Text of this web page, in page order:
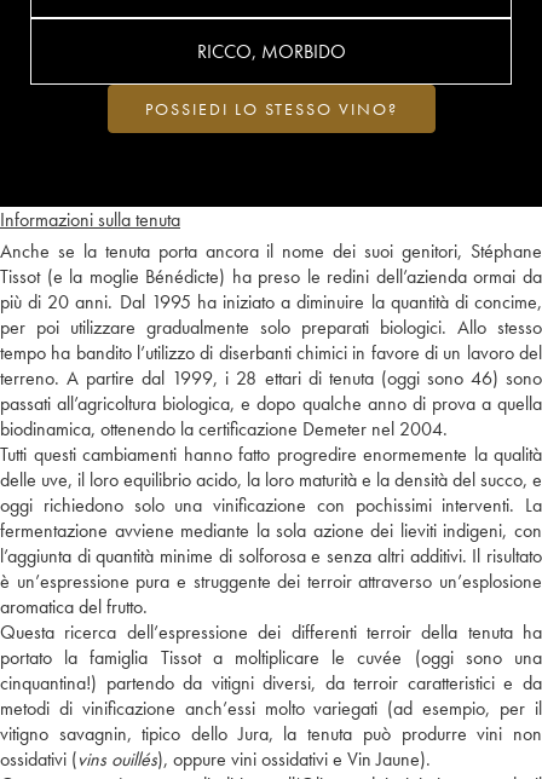
Informazioni sulla tenuta
Anche se la tenuta porta ancora il nome dei suoi genitori, Stéphane
Tissot (e la moglie Bénédicte) ha preso le redini dell’azienda ormai da
più di 20 anni. Dal 1995 ha iniziato a diminuire la quantità di concime,
per poi utilizzare gradualmente solo preparati biologici. Allo stesso
tempo ha bandito l’utilizzo di diserbanti chimici in favore di un lavoro del
terreno. A partire dal 1999, i 28 ettari di tenuta (oggi sono 46) sono
passati all’agricoltura biologica, e dopo qualche anno di prova a quella
biodinamica, ottenendo la certificazione Demeter nel 2004.
Tutti questi cambiamenti hanno fatto progredire enormemente la qualità
delle uve, il loro equilibrio acido, la loro maturità e la densità del succo, e
oggi richiedono solo una vinificazione con pochissimi interventi. La
fermentazione avviene mediante la sola azione dei lieviti indigeni, con
l’aggiunta di quantità minime di solforosa e senza altri additivi. Il risultato
è un’espressione pura e struggente dei terroir attraverso un’esplosione
aromatica del frutto.
Questa ricerca dell’espressione dei differenti terroir della tenuta ha
portato la famiglia Tissot a moltiplicare le cuvée (oggi sono una
cinquantina!) partendo da vitigni diversi, da terroir caratteristici e da
metodi di vinificazione anch’essi molto variegati (ad esempio, per il
vitigno savagnin, tipico dello Jura, la tenuta può produrre vini non
ossidativi (vins ouillés), oppure vini ossidativi e Vin Jaune).
RICCO, MORBIDO
POSSIEDI LO STESSO VINO?